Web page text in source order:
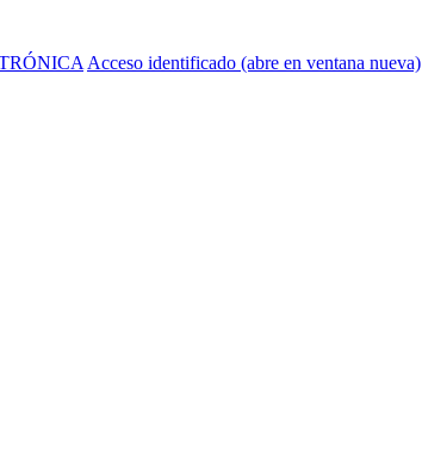
Acceso identificado (abre en ventana nueva)